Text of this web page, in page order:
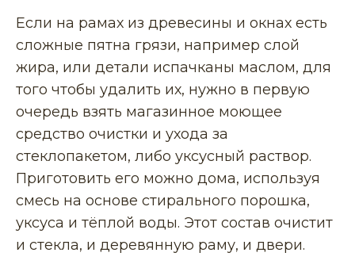
Если на рамах из древесины и окнах есть
сложные пятна грязи, например слой
жира, или детали испачканы маслом, для
того чтобы удалить их, нужно в первую
очередь взять магазинное моющее
средство очистки и ухода за
стеклопакетом, либо уксусный раствор.
Приготовить его можно дома, используя
смесь на основе стирального порошка,
уксуса и тёплой воды. Этот состав очистит
и стекла, и деревянную раму, и двери.